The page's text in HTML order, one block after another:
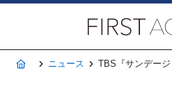
ホームニュース TBS『サンデー